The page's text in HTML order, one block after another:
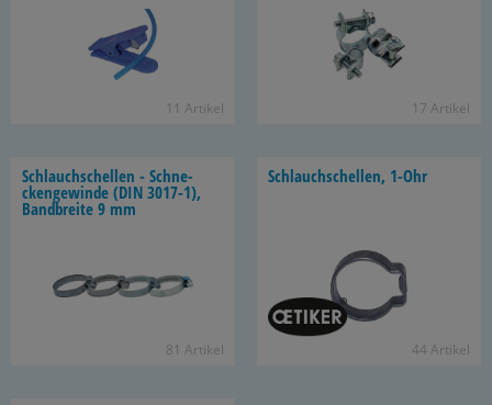
11 Ar­ti­kel 17 Ar­ti­kel
Schlauch­schel­len - Schne­
cken­ge­win­de (DIN 3017-​1),
Band­brei­te 9 mm
81 Ar­ti­kel
Schlauch­schel­len, 1-Ohr
44 Ar­ti­kel